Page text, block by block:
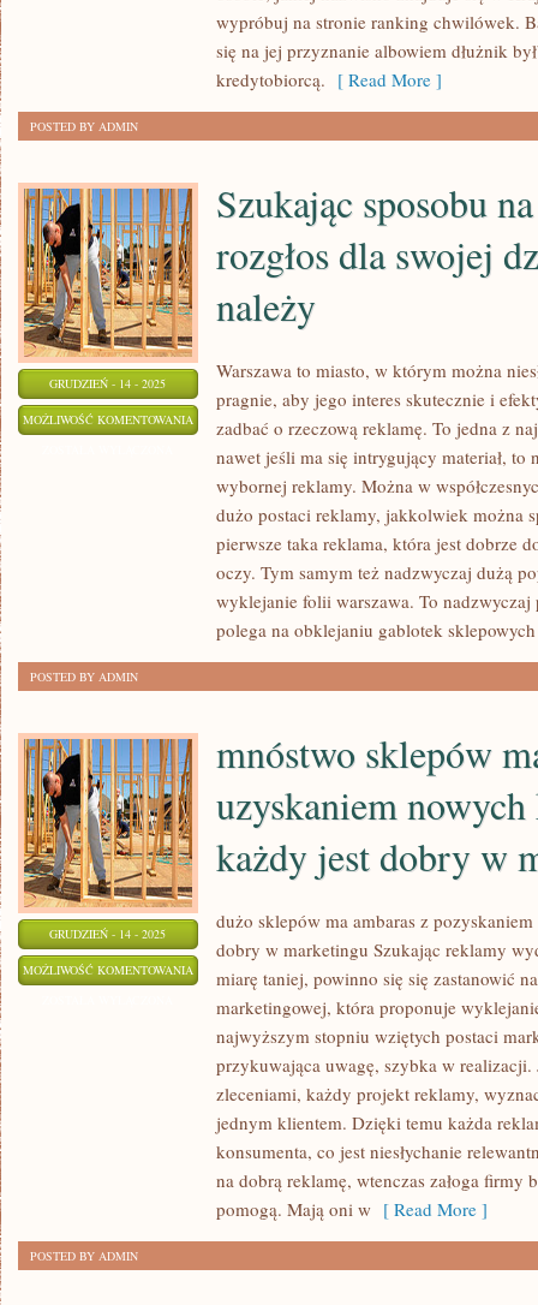
PRZEZ
INSTYTUCJE.
WARTO
wypróbuj na stronie ranking chwilówek.
się na jej przyznanie albowiem dłużnik
kredytobiorcą. [ Read More ]
POSTED BY ADMIN
GRUDZIEŃ - 14 - 2025
MOŻLIWOŚĆ KOMENTOWANIA
ZDOBYĆ
ROZGŁOS
SWOJEJ
DZIAŁALNOŚCI,
Szukając sposobu
rozgłos dla swojej
należy
Warszawa to miasto, w którym można
pragnie, aby jego interes skutecznie i
zadbać o rzeczową reklamę. To jedna z
nawet jeśli ma się intrygujący materiał, to
wybornej reklamy. Można w
dużo postaci reklamy, jakkolwiek można
pierwsze taka reklama, która jest dobrze
oczy. Tym samym też nadzwyczaj dużą
wyklejanie folii warszawa. To
polega na obklejaniu gablotek
POSTED BY ADMIN
GRUDZIEŃ - 14 - 2025
MOŻLIWOŚĆ KOMENTOWANIA
SKLEPÓW
UZYSKANIEM
NOWYCH
KLIENTÓW.
KAŻDY
JEST
mnóstwo sklepów
uzyskaniem
każdy jest dobry w
dużo sklepów ma ambaras z
dobry w marketingu Szukając reklamy
miarę taniej, powinno się się zastanowić
marketingowej, która proponuje
najwyższym stopniu wziętych postaci
przykuwająca uwagę, szybka w realizacji.
zleceniami, każdy projekt reklamy,
jednym klientem. Dzięki temu każda
konsumenta, co jest niesłychanie
na dobrą reklamę, wtenczas załoga firmy
pomogą. Mają oni w [ Read More ]
POSTED BY ADMIN